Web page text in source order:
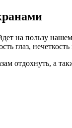
на пользу
глаз,
отдохнуть, а